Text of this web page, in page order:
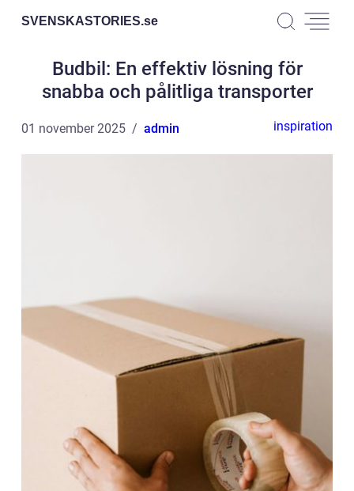
SVENSKASTORIES.se
Budbil: En effektiv lösning för
snabba och pålitliga transporter
01 november 2025 admin inspiration